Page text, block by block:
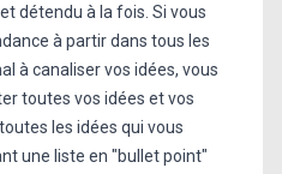
détendu à la fois. Si vous
à partir dans tous les
à canaliser vos idées, vous
toutes vos idées et vos
les idées qui vous
une liste en "bullet point"